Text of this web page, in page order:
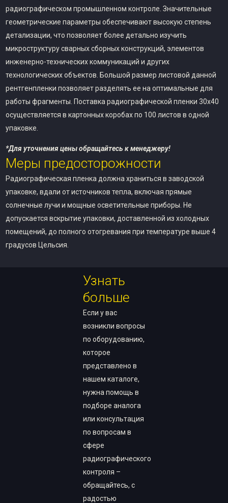
радиографическом промышленном контроле. Значительные
геометрические параметры обеспечивают высокую степень
детализации, что позволяет более детально изучить
микроструктуру сварных сборных конструкций, элементов
инженерно-технических коммуникаций и других
технологических объектов. Большой размер листовой данной
рентгенпленки позволяет разделять ее на оптимальные для
работы фрагменты. Поставка радиографической пленки 30х40
осуществляется в картонных коробах по 100 листов в одной
упаковке.
*Для уточнения цены обращайтесь к менеджеру!
Меры предосторожности
Радиографическая пленка должна храниться в заводской
упаковке, вдали от источников тепла, включая прямые
солнечные лучи и мощные осветительные приборы. Не
допускается вскрытие упаковки, доставленной из холодных
помещений, до полного отогревания при температуре выше 4
градусов Цельсия.
Узнать
больше
Если у вас
возникли вопросы
по оборудованию,
которое
представлено в
нашем каталоге,
нужна помощь в
подборе аналога
или консультация
по вопросам в
сфере
радиографического
контроля –
обращайтесь, с
радостью